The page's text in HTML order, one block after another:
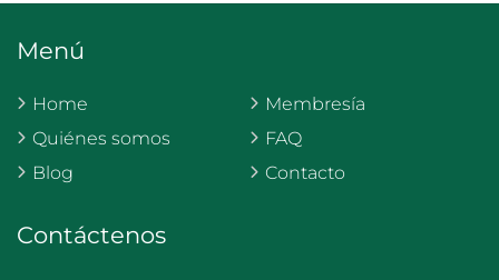
Menú
Home
Quiénes somos
Blog
Membresía
FAQ
Contacto
Contáctenos